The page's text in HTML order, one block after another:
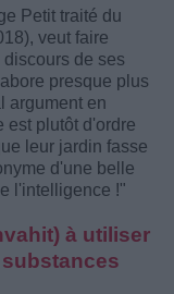
Petit traité du
veut faire
de ses
presque plus
argument en
est plutôt d'ordre
leur jardin fasse
d'une belle
l'intelligence !"
à utiliser